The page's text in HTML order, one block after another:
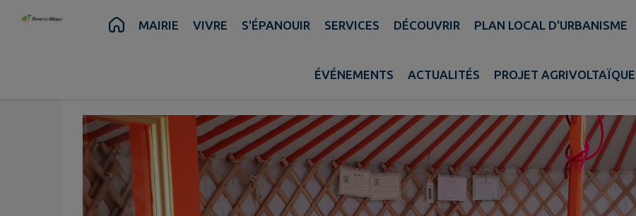
Contenu Menu Recherche Pied de page
MAIRIE VIVRE S'ÉPANOUIR SERVICES DÉCOUVRIR PLAN LOCAL D'URBANISME
ÉVÉNEMENTS ACTUALITÉS PROJET AGRIVOLTAÏQUE
Yourte Om